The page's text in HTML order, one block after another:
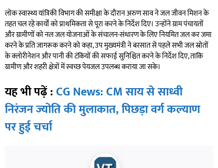
लोक स्वास्थ्य यांत्रिकी विभाग की समीक्षा के दौरान अरुण साव ने जल जीवन मिशन के
तहत चल रहे कार्यों को प्राथमिकता से पूरा करने के निर्देश दिए। उन्होंने ग्राम पंचायतों
और ग्रामीणों को नल जल योजनाओं के संचालन-संधारण के लिए नियमित जल कर जमा
करने के प्रति जागरूक करने को कहा, उप मुख्यमंत्री ने बरसात से पहले सभी जल स्रोतों
के क्लोरीनेशन और पानी की टंकियों की सफाई सुनिश्चित करने के निर्देश दिए, ताकि
ग्रामीण और शहरी क्षेत्रों में स्वच्छ पेयजल उपलब्ध कराया जा सके।
यह भी पढ़ें : CG News: CM साय से साध्वी
निरंजन ज्योति की मुलाकात, पिछड़ा वर्ग कल्याण
पर हुई चर्चा